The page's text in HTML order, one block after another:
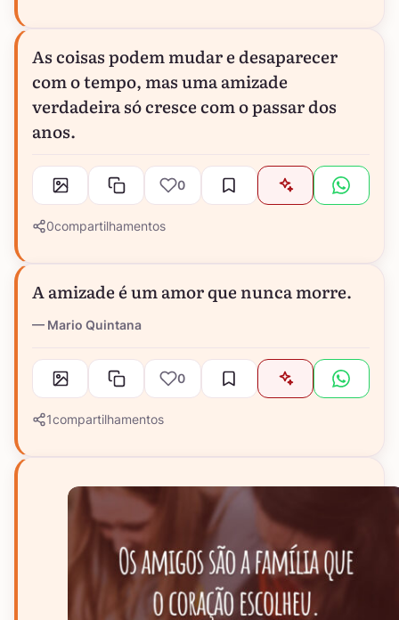
As coisas podem mudar e desaparecer
com o tempo, mas uma amizade
verdadeira só cresce com o passar dos
anos.
0
0compartilhamentos
A amizade é um amor que nunca morre.
Mario Quintana
0
1compartilhamentos